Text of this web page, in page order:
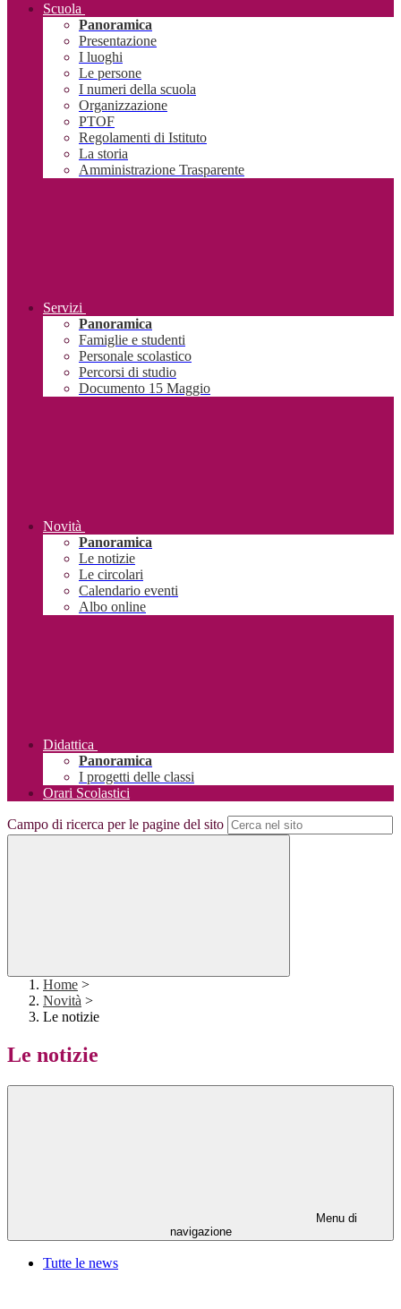
Scuola
Panoramica
Presentazione
I luoghi
Le persone
I numeri della scuola
Organizzazione
PTOF
Regolamenti di Istituto
La storia
Amministrazione Trasparente
Servizi
Panoramica
Famiglie e studenti
Personale scolastico
Percorsi di studio
Documento 15 Maggio
Novità
Panoramica
Le notizie
Le circolari
Calendario eventi
Albo online
Didattica
Panoramica
I progetti delle classi
Orari Scolastici
Campo di ricerca per le pagine del sito
Home >
Novità >
Le notizie
Le notizie
Menu di
navigazione
Tutte le news